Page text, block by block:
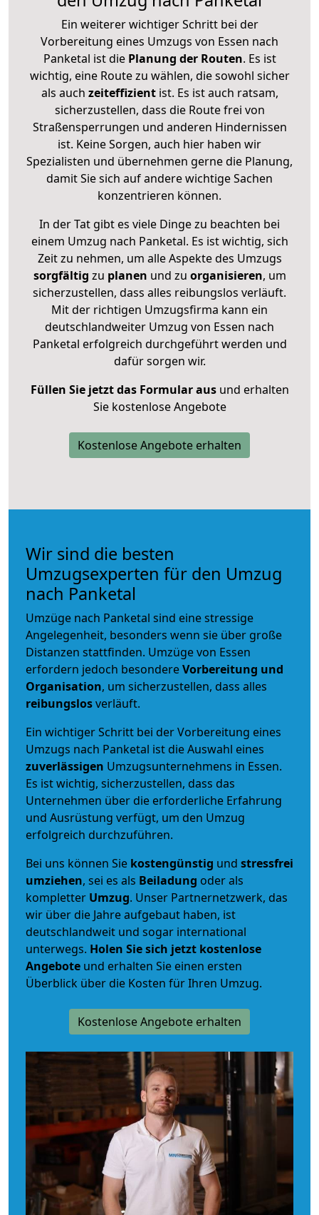
Ein weiterer wichtiger Schritt bei der
Vorbereitung eines Umzugs von Essen nach
Panketal ist diePlanung der Routen. Es ist
wichtig, eine Route zu wählen, die sowohl sicher
als auch zeiteffizientist. Es ist auch ratsam,
sicherzustellen, dass die Route frei von
Straßensperrungen und anderen Hindernissen
ist. Keine Sorgen, auch hier haben wir
Spezialisten und übernehmen gerne die Planung,
damit Sie sich auf andere wichtige Sachen
konzentrieren können.
In der Tat gibt es viele Dinge zu beachten bei
einem Umzug nach Panketal. Es ist wichtig, sich
Zeit zu nehmen, um alle Aspekte des Umzugs
sorgfältig zu planen und zu organisieren, um
sicherzustellen, dass alles reibungslos verläuft.
Mit der richtigen Umzugsfirma kann ein
deutschlandweiter Umzug von Essen nach
Panketal erfolgreich durchgeführt werden und
dafür sorgen wir.
Füllen Sie jetzt das Formular ausund erhalten
Sie kostenlose Angebote
Kostenlose Angebote erhalten
Wir sind die besten
Umzugsexperten für den Umzug
nach Panketal
Umzüge nach Panketal sind eine stressige
Angelegenheit, besonders wenn sie über große
Distanzen stattfinden. Umzüge von Essen
erfordern jedoch besondereVorbereitung und
Organisation, um sicherzustellen, dass alles
reibungslosverläuft.
Ein wichtiger Schritt bei der Vorbereitung eines
Umzugs nach Panketal ist die Auswahl eines
zuverlässigen Umzugsunternehmens in Essen.
Es ist wichtig, sicherzustellen, dass das
Unternehmen über die erforderliche Erfahrung
und Ausrüstung verfügt, um den Umzug
erfolgreich durchzuführen.
Bei uns können Sie kostengünstig und stressfrei
umziehen, sei es als Beiladung oder als
kompletter Umzug. Unser Partnernetzwerk, das
wir über die Jahre aufgebaut haben, ist
deutschlandweit und sogar international
unterwegs. Holen Sie sich jetzt kostenlose
Angebote und erhalten Sie einen ersten
Überblick über die Kosten für Ihren Umzug.
Kostenlose Angebote erhalten